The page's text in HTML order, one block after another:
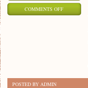
COMMENTS OFFON
POSTED BY ADMIN